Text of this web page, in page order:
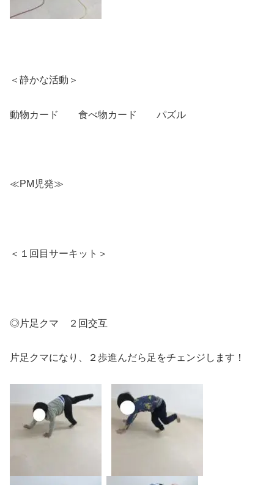
＜静かな活動＞
動物カード 食べ物カード パズル
≪PM児発≫
＜１回目サーキット＞
◎片足クマ ２回交互
片足クマになり、２歩進んだら足をチェンジします！